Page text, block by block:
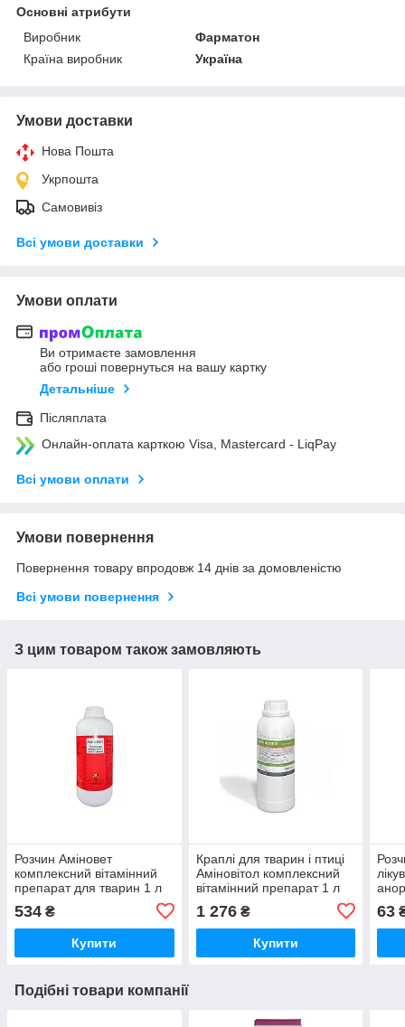
Основні атрибути
Виробник
Фарматон
Країна виробник
Україна
Умови доставки
Нова Пошта
Укрпошта
Самовивіз
Всі умови доставки
Умови оплати
Ви отримаєте замовлення
або гроші повернуться на вашу картку
Детальніше
Післяплата
Онлайн-оплата карткою Visa, Mastercard - LiqPay
Всі умови оплати
Умови повернення
Повернення товару впродовж 14 днів за домовленістю
Всі умови повернення
З цим товаром також замовляють
Розчин Аміновет
комплексний вітамінний
препарат для тварин 1 л
534 ₴
Купити
Краплі для тварин і птиці
Аміновітол комплексний
вітамінний препарат 1 л
1 276₴
Купити
63
Подібні товари компанії